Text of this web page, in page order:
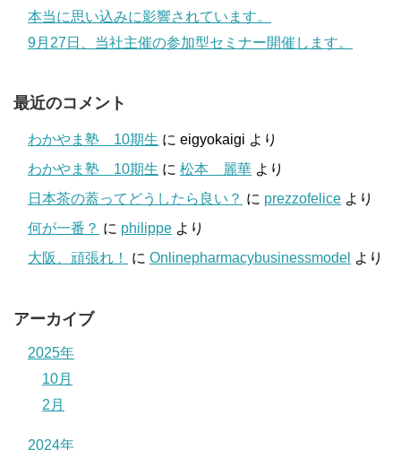
本当に思い込みに影響されています。
9月27日、当社主催の参加型セミナー開催します。
最近のコメント
わかやま塾 10期生 に eigyokaigi より
わかやま塾 10期生 に 松本 麗華 より
日本茶の蓋ってどうしたら良い？ に prezzofelice より
何が一番？ に philippe より
大阪、頑張れ！
に Onlinepharmacybusinessmodel より
アーカイブ
2025年
10月
2月
2024年